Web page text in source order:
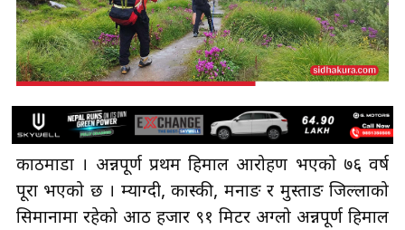
काठमाडौँ । अन्नपूर्ण प्रथम हिमाल आरोहण भएको ७६ वर्ष
पूरा भएको छ । म्याग्दी, कास्की, मनाङ र मुस्ताङ जिल्लाको
सिमानामा रहेको आठ हजार ९१ मिटर अग्लो अन्नपूर्ण हिमाल